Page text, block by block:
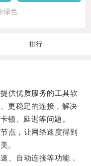
绿色
排行
供优质服务的工具软
更稳定的连接，解决
顿、延迟等问题。
，让网络速度得到
。
自动连接等功能，